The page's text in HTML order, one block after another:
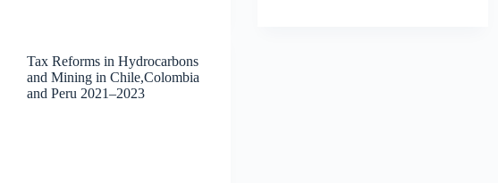
Tax Reforms in Hydrocarbons
and Mining in Chile,Colombia
and Peru 2021–2023